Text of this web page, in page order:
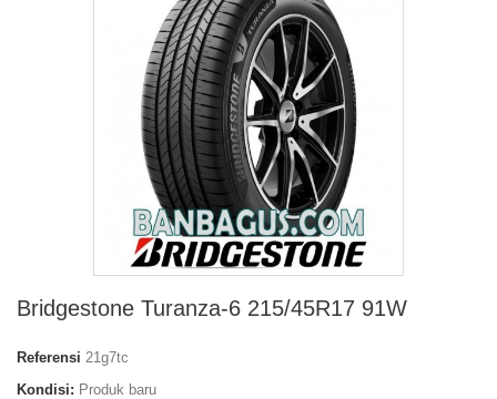
Bridgestone Turanza-6 215/45R17 91W
Referensi 21g7tc
Kondisi: Produk baru